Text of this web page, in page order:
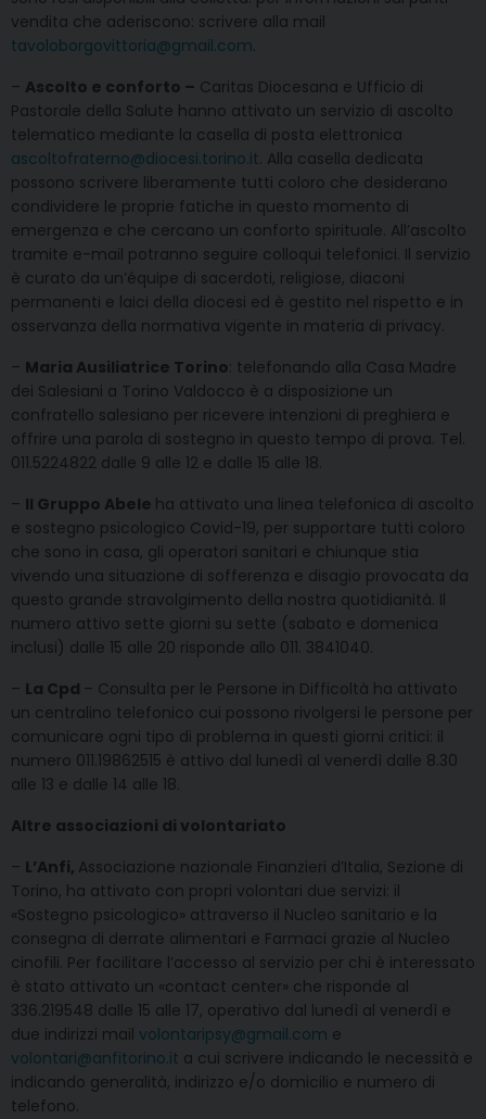
vendita che aderiscono: scrivere alla mail
tavoloborgovittoria@gmail.com.
– Ascolto e conforto – Caritas Diocesana e Ufficio di
Pastorale della Salute hanno attivato un servizio di ascolto
telematico mediante la casella di posta elettronica
ascoltofraterno@diocesi.torino.it. Alla casella dedicata
possono scrivere liberamente tutti coloro che desiderano
condividere le proprie fatiche in questo momento di
emergenza e che cercano un conforto spirituale. All’ascolto
tramite e-mail potranno seguire colloqui telefonici. Il servizio
è curato da un’équipe di sacerdoti, religiose, diaconi
permanenti e laici della diocesi ed è gestito nel rispetto e in
osservanza della normativa vigente in materia di privacy.
– Maria Ausiliatrice Torino: telefonando alla Casa Madre
dei Salesiani a Torino Valdocco è a disposizione un
confratello salesiano per ricevere intenzioni di preghiera e
offrire una parola di sostegno in questo tempo di prova. Tel.
011.5224822 dalle 9 alle 12 e dalle 15 alle 18.
– Il Gruppo Abele ha attivato una linea telefonica di ascolto
e sostegno psicologico Covid-19, per supportare tutti coloro
che sono in casa, gli operatori sanitari e chiunque stia
vivendo una situazione di sofferenza e disagio provocata da
questo grande stravolgimento della nostra quotidianità. Il
numero attivo sette giorni su sette (sabato e domenica
inclusi) dalle 15 alle 20 risponde allo 011. 3841040.
– La Cpd – Consulta per le Persone in Difficoltà ha attivato
un centralino telefonico cui possono rivolgersi le persone per
comunicare ogni tipo di problema in questi giorni critici: il
numero 011.19862515 è attivo dal lunedì al venerdì dalle 8.30
alle 13 e dalle 14 alle 18.
Altre associazioni di volontariato
– L’Anfi, Associazione nazionale Finanzieri d’Italia, Sezione di
Torino, ha attivato con propri volontari due servizi: il
«Sostegno psicologico» attraverso il Nucleo sanitario e la
consegna di derrate alimentari e Farmaci grazie al Nucleo
cinofili. Per facilitare l’accesso al servizio per chi è interessato
è stato attivato un «contact center» che risponde al
336.219548 dalle 15 alle 17, operativo dal lunedì al venerdì e
due indirizzi mail volontaripsy@gmail.com e
volontari@anfitorino.it a cui scrivere indicando le necessità e
indicando generalità, indirizzo e/o domicilio e numero di
telefono.